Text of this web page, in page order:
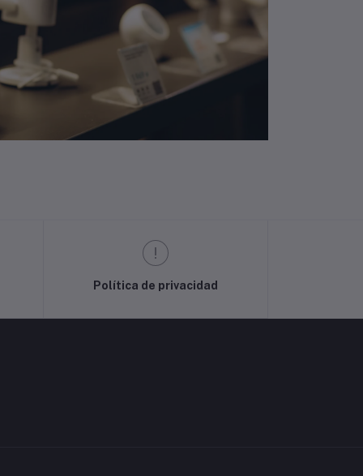
Política de privacidad